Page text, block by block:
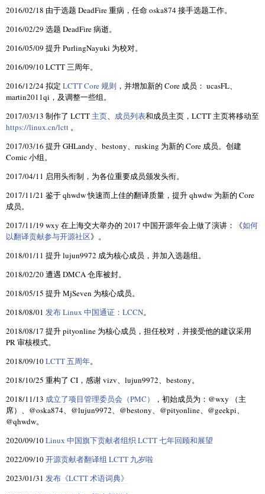
2016/02/18 由于选题 DeadFire 重病，任命 oska874 接手选题工作。
2016/02/29 选题 DeadFire 病逝。
2016/05/09 提升 PurlingNayuki 为校对。
2016/09/10 LCTT 三周年。
2016/12/24 拟定 LCTT Core 规则 ，并增加新的 Core 成员： ucasFL、
martin2011qi，及调整一些组。
2017/03/13 制作了 LCTT 主页、 成员列表和成员主页，LCTT 主页将移动至
https://linux.cn/lctt 。
2017/03/16 提升 GHLandy、bestony、rusking 为新的 Core 成员。创建
Comic 小组。
2017/04/11 启用头衔制，为各位重要成员颁发头衔。
2017/11/21 鉴于 qhwdw 快速而上佳的翻译质量，提升 qhwdw 为新的 Core
成员。
2017/11/19 wxy 在上海交大举办的 2017 中国开源年会上做了演讲：《如何
以翻译贡献参与开源社区》。
2018/01/11 提升 lujun9972 成为核心成员，并加入选题组。
2018/02/20 遭遇 DMCA 仓库被封。
2018/05/15 提升 MjSeven 为核心成员。
2018/08/01 发布 Linux 中国通证：LCCN。
2018/08/17 提升 pityonline 为核心成员，担任校对，并接受他的建议采用
PR 审核模式。
2018/09/10LCTT 五周年。
2018/10/25 重构了 CI，感谢 vizv、lujun9972、bestony。
2018/11/13 成立了项目管理委员会（PMC）
，初始成员为：@wxy （主
席）、@oska874、@lujun9972、@bestony、@pityonline、@geekpi、
@qhwdw。
2020/09/10Linux 中国旗下贡献者组织 LCTT 七年回顾和展望
2022/09/10开源贡献者翻译组 LCTT 九岁啦
2023/01/31 发布《LCTT 术语词典》